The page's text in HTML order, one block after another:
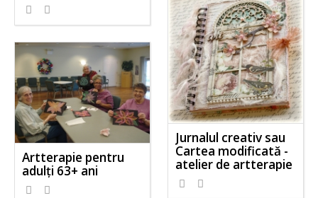
Jurnalul creativ sau
Cartea modificată -
atelier de artterapie
Artterapie pentru
adulţi 63+ ani